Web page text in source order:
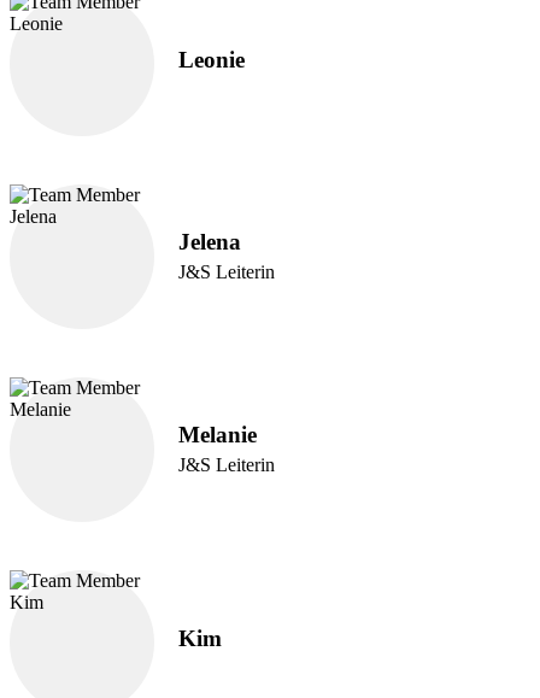
Leonie
Jelena
J&S Leiterin
Melanie
J&S Leiterin
Kim